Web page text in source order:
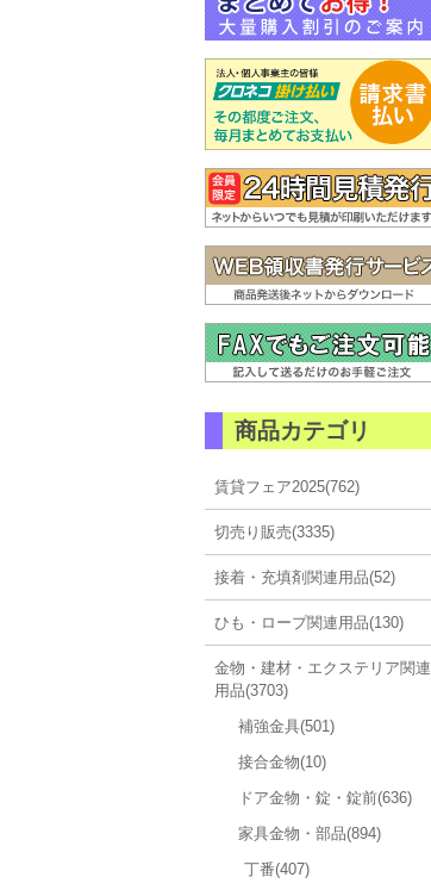
商品カテゴリ
賃貸フェア2025(762)
切売り販売(3335)
接着・充填剤関連用品(52)
ひも・ロープ関連用品(130)
金物・建材・エクステリア関連
用品(3703)
補強金具(501)
接合金物(10)
ドア金物・錠・錠前(636)
家具金物・部品(894)
丁番(407)